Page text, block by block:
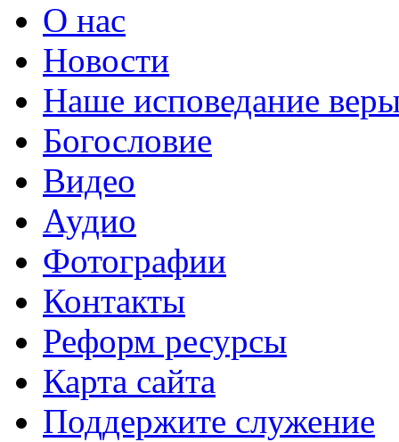
О нас
Новости
Наше исповедание
Богословие
Видео
Аудио
Фотографии
Контакты
Реформ ресурсы
Карта сайта
Поддержите служение